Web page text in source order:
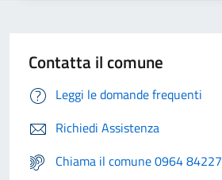
Contatta il comune
Leggi le domande frequenti
Richiedi Assistenza
Chiama il comune 0964 84227